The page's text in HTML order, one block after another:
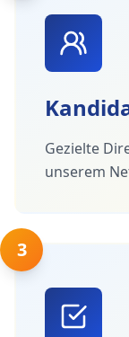
Gezielte
unserem
3